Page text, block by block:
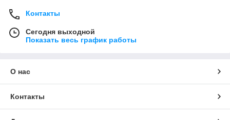
Контакты
Сегодня выходной
Показать весь график работы
О нас
Контакты